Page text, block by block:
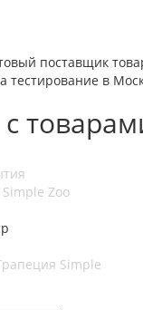
поставщик
тестирование в
Zoo
Simple